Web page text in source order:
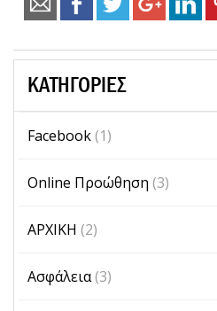
ΚΑΤΗΓΟΡΙΕΣ
Facebook(1)
Online Προώθηση (3)
ΑΡΧΙΚΗ (2)
Ασφάλεια(3)